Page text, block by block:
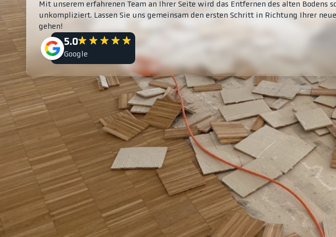
Mit unserem erfahrenen Team an Ihrer Seite wird das Entfernen des alten Bodens
unkompliziert. Lassen Sie uns gemeinsam den ersten Schritt in Richtung Ihrer
gehen!
5.0
Google